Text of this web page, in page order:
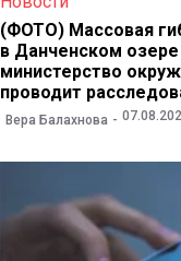
(ФОТО) Массовая
в Данченском
министерство
проводит
Вера Балахнова